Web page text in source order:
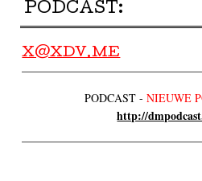
PODCAST:
X@XDV.ME
PODCAST -NIEUWE
http://